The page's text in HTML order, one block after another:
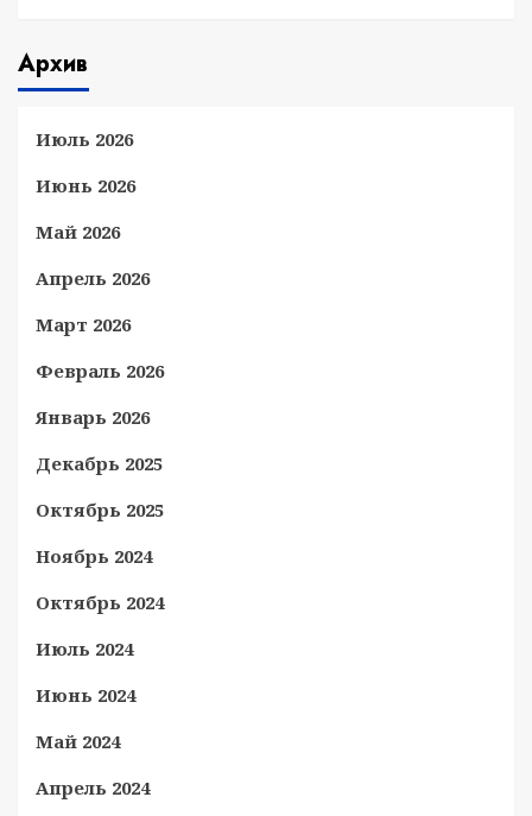
Архив
Июль 2026
Июнь 2026
Май 2026
Апрель 2026
Март 2026
Февраль 2026
Январь 2026
Декабрь 2025
Октябрь 2025
Ноябрь 2024
Октябрь 2024
Июль 2024
Июнь 2024
Май 2024
Апрель 2024